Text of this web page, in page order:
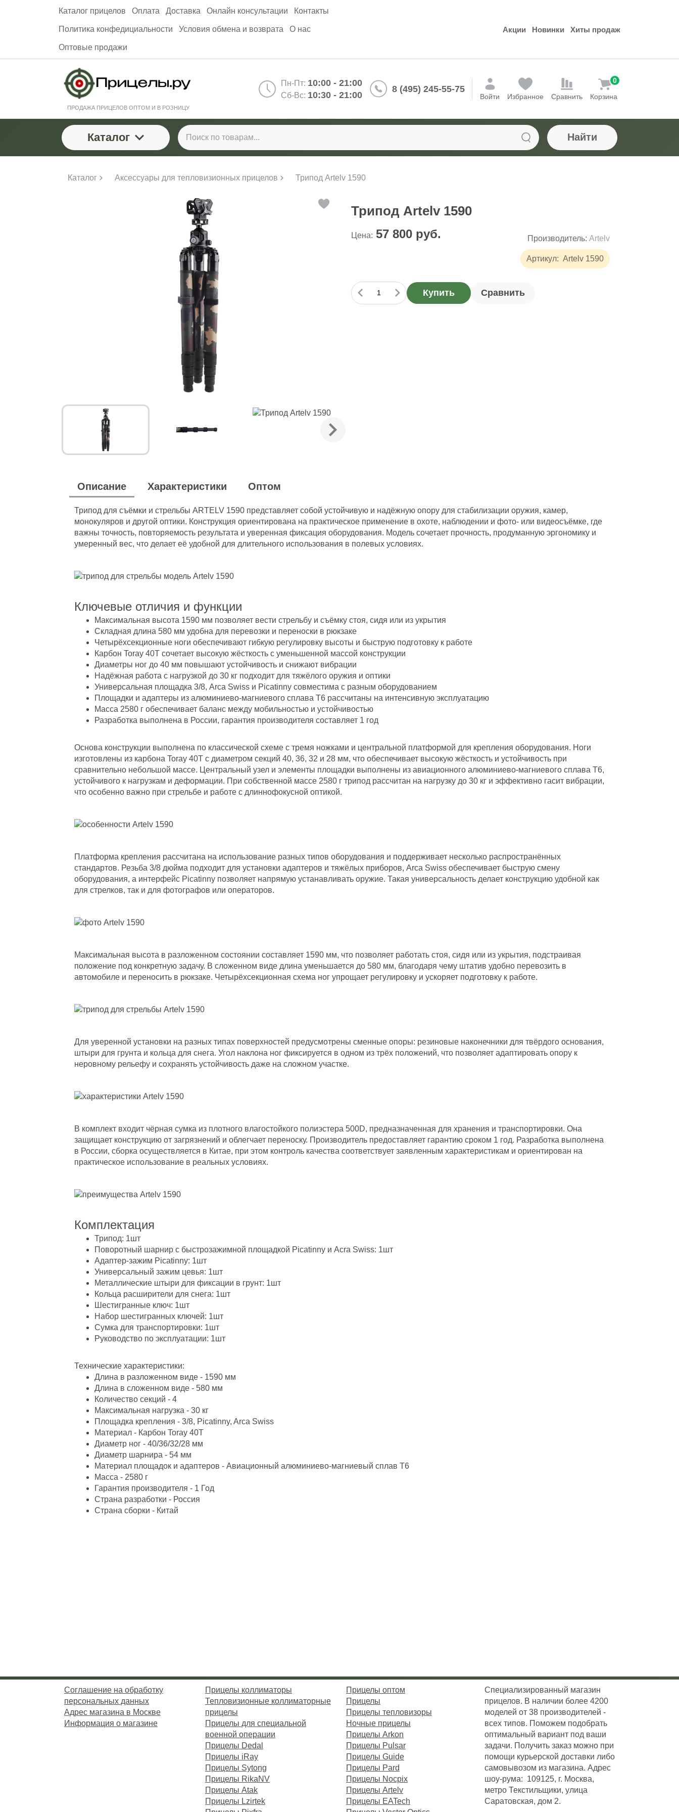
Каталог прицелов Оплата Доставка Онлайн консультации Контакты
Политика конфедициальности Условия обмена и возврата О нас
Оптовые продажи
Акции Новинки Хиты продаж
ПРОДАЖА ПРИЦЕЛОВ ОПТОМ И В РОЗНИЦУ
Пн-Пт: 10:00 - 21:00
Сб-Вс: 10:30 - 21:00
8 (495) 245-55-75
Войти Избранное Сравнить Корзина
0
Каталог Найти
Каталог Аксессуары для тепловизионных прицелов Трипод Artelv 1590
Трипод Artelv 1590
Производитель: Artelv
Артикул: Artelv 1590
Цена: 57 800 руб.
Купить Сравнить
Описание Характеристики Оптом
Трипод для съёмки и стрельбы ARTELV 1590 представляет собой устойчивую и надёжную опору для стабилизации оружия, камер,
монокуляров и другой оптики. Конструкция ориентирована на практическое применение в охоте, наблюдении и фото- или видеосъёмке, где
важны точность, повторяемость результата и уверенная фиксация оборудования. Модель сочетает прочность, продуманную эргономику и
умеренный вес, что делает её удобной для длительного использования в полевых условиях.
Ключевые отличия и функции
Максимальная высота 1590 мм позволяет вести стрельбу и съёмку стоя, сидя или из укрытия
Складная длина 580 мм удобна для перевозки и переноски в рюкзаке
Четырёхсекционные ноги обеспечивают гибкую регулировку высоты и быструю подготовку к работе
Карбон Toray 40T сочетает высокую жёсткость с уменьшенной массой конструкции
Диаметры ног до 40 мм повышают устойчивость и снижают вибрации
Надёжная работа с нагрузкой до 30 кг подходит для тяжёлого оружия и оптики
Универсальная площадка 3/8, Arca Swiss и Picatinny совместима с разным оборудованием
Площадки и адаптеры из алюминиево-магниевого сплава T6 рассчитаны на интенсивную эксплуатацию
Масса 2580 г обеспечивает баланс между мобильностью и устойчивостью
Разработка выполнена в России, гарантия производителя составляет 1 год
Основа конструкции выполнена по классической схеме с тремя ножками и центральной платформой для крепления оборудования. Ноги
изготовлены из карбона Toray 40T с диаметром секций 40, 36, 32 и 28 мм, что обеспечивает высокую жёсткость и устойчивость при
сравнительно небольшой массе. Центральный узел и элементы площадки выполнены из авиационного алюминиево-магниевого сплава T6,
устойчивого к нагрузкам и деформации. При собственной массе 2580 г трипод рассчитан на нагрузку до 30 кг и эффективно гасит вибрации,
что особенно важно при стрельбе и работе с длиннофокусной оптикой.
Платформа крепления рассчитана на использование разных типов оборудования и поддерживает несколько распространённых
стандартов. Резьба 3/8 дюйма подходит для установки адаптеров и тяжёлых приборов, Arca Swiss обеспечивает быструю смену
оборудования, а интерфейс Picatinny позволяет напрямую устанавливать оружие. Такая универсальность делает конструкцию удобной как
для стрелков, так и для фотографов или операторов.
Максимальная высота в разложенном состоянии составляет 1590 мм, что позволяет работать стоя, сидя или из укрытия, подстраивая
положение под конкретную задачу. В сложенном виде длина уменьшается до 580 мм, благодаря чему штатив удобно перевозить в
автомобиле и переносить в рюкзаке. Четырёхсекционная схема ног упрощает регулировку и ускоряет подготовку к работе.
Для уверенной установки на разных типах поверхностей предусмотрены сменные опоры: резиновые наконечники для твёрдого основания,
штыри для грунта и кольца для снега. Угол наклона ног фиксируется в одном из трёх положений, что позволяет адаптировать опору к
неровному рельефу и сохранять устойчивость даже на сложном участке.
В комплект входит чёрная сумка из плотного влагостойкого полиэстера 500D, предназначенная для хранения и транспортировки. Она
защищает конструкцию от загрязнений и облегчает переноску. Производитель предоставляет гарантию сроком 1 год. Разработка выполнена
в России, сборка осуществляется в Китае, при этом контроль качества соответствует заявленным характеристикам и ориентирован на
практическое использование в реальных условиях.
Комплектация
Трипод: 1шт
Поворотный шарнир с быстрозажимной площадкой Picatinny и Acra Swiss: 1шт
Адаптер-зажим Picatinny: 1шт
Универсальный зажим цевья: 1шт
Металлические штыри для фиксации в грунт: 1шт
Кольца расширители для снега: 1шт
Шестигранные ключ: 1шт
Набор шестигранных ключей: 1шт
Сумка для транспортировки: 1шт
Руководство по эксплуатации: 1шт
Технические характеристики:
Длина в разложенном виде - 1590 мм
Длина в сложенном виде - 580 мм
Количество секций - 4
Максимальная нагрузка - 30 кг
Площадка крепления - 3/8, Picatinny, Arca Swiss
Материал - Карбон Toray 40T
Диаметр ног - 40/36/32/28 мм
Диаметр шарнира - 54 мм
Материал площадок и адаптеров - Авиационный алюминиево-магниевый сплав T6
Масса - 2580 г
Гарантия производителя - 1 Год
Страна разработки - Россия
Страна сборки - Китай
Соглашение на обработку
персональных данных
Адрес магазина в Москве
Информация о магазине
Прицелы коллиматоры
Тепловизионные коллиматорные
прицелы
Прицелы для специальной
военной операции
Прицелы Dedal
Прицелы iRay
Прицелы Sytong
Прицелы RikaNV
Прицелы Atak
Прицелы Lzirtek
Прицелы оптом
Прицелы
Прицелы тепловизоры
Ночные прицелы
Прицелы Arkon
Прицелы Pulsar
Прицелы Guide
Прицелы Pard
Прицелы Nocpix
Прицелы Artelv
Прицелы EATech
Специализированный магазин
прицелов. В наличии более 4200
моделей от 38 производителей -
всех типов. Поможем подобрать
оптимальный вариант под ваши
задачи. Получить заказ можно при
помощи курьерской доставки либо
самовывозом из магазина. Адрес
шоу-рума: 109125, г. Москва,
метро Текстильщики, улица
Саратовская, дом 2.